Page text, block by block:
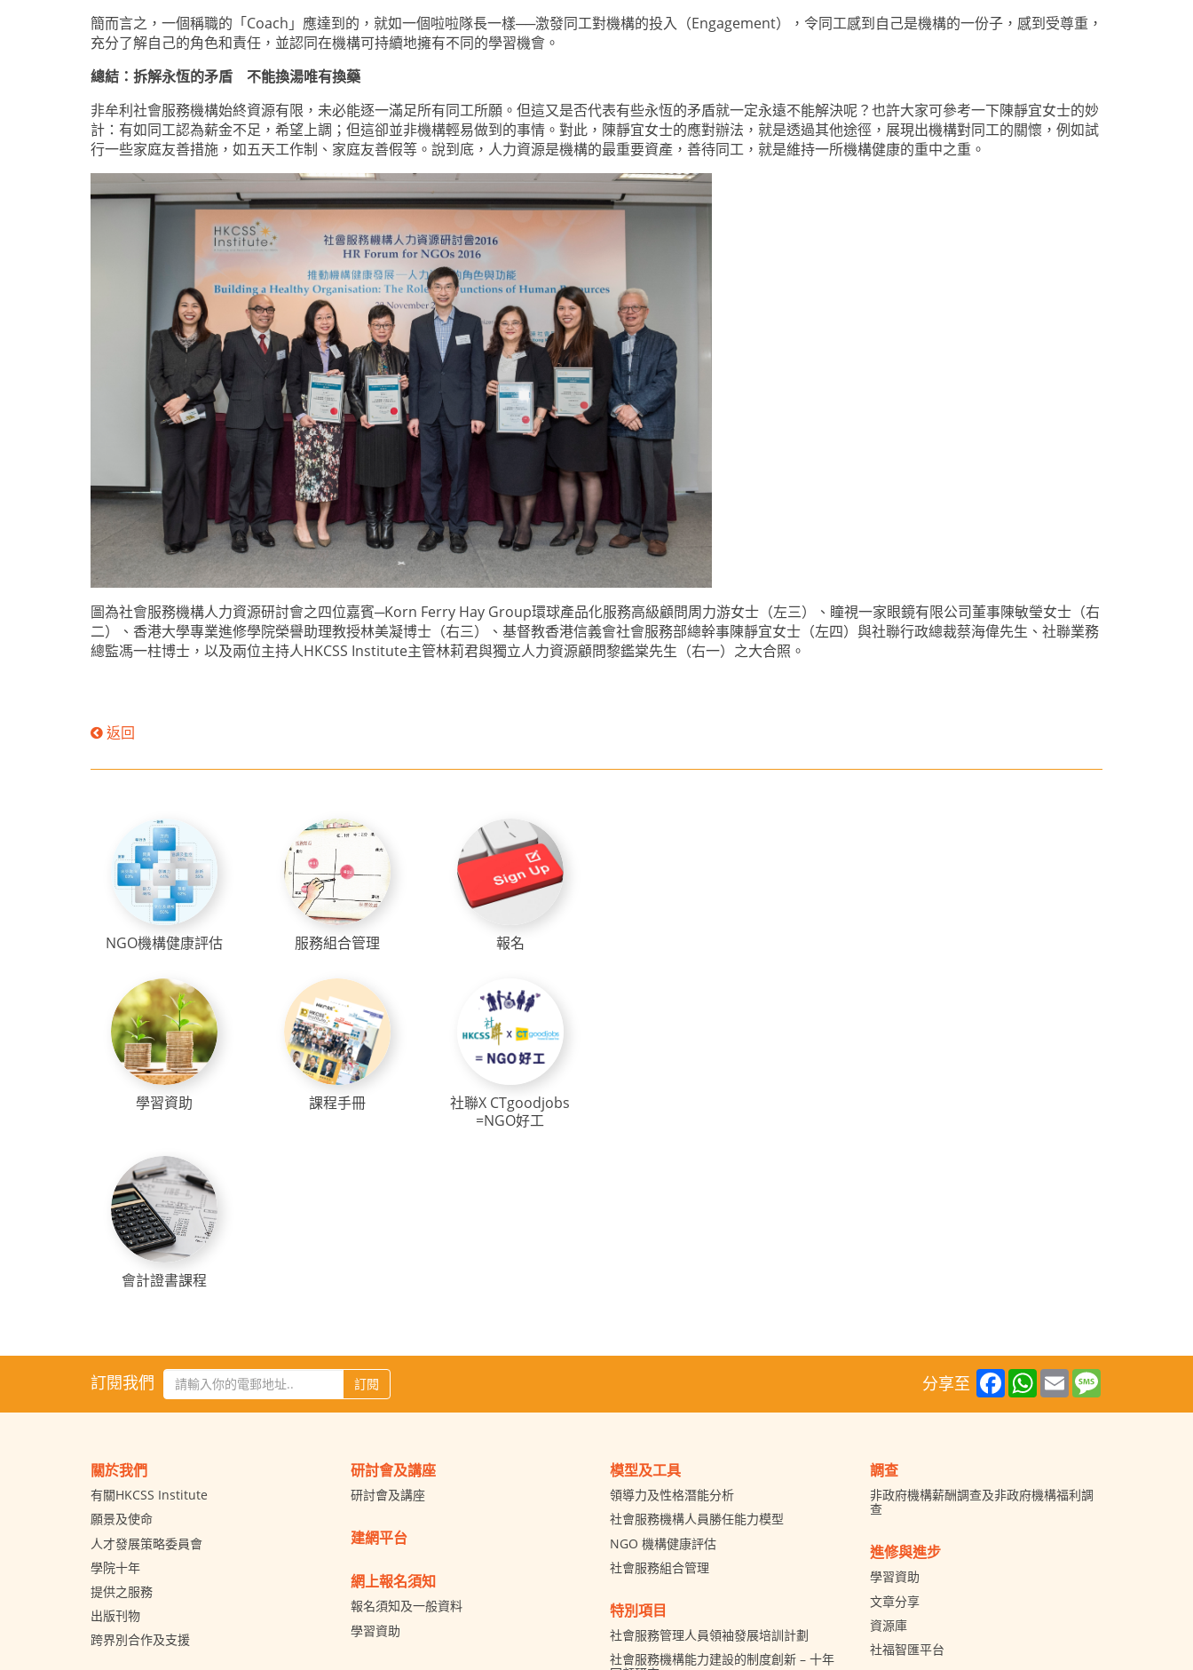
簡而言之，一個稱職的「Coach」應達到的，就如一個啦啦隊長一樣──激發同工對機構的投入（Engagement），令同工感到自己是機構的一份子，感到受尊重，
充分了解自己的角色和責任，並認同在機構可持續地擁有不同的學習機會。
總結：拆解永恆的矛盾 不能換湯唯有換藥
非牟利社會服務機構始終資源有限，未必能逐一滿足所有同工所願。但這又是否代表有些永恆的矛盾就一定永遠不能解決呢？也許大家可參考一下陳靜宜女士的妙
計：有如同工認為薪金不足，希望上調；但這卻並非機構輕易做到的事情。對此，陳靜宜女士的應對辦法，就是透過其他途徑，展現出機構對同工的關懷，例如試
行一些家庭友善措施，如五天工作制、家庭友善假等。說到底，人力資源是機構的最重要資產，善待同工，就是維持一所機構健康的重中之重。
圖為社會服務機構人力資源研討會之四位嘉賓─Korn Ferry Hay Group環球產品化服務高級顧問周力游女士（左三）、瞳視一家眼鏡有限公司董事陳敏瑩女士（右
二）、香港大學專業進修學院榮譽助理教授林美凝博士（右三）、基督教香港信義會社會服務部總幹事陳靜宜女士（左四）與社聯行政總裁蔡海偉先生、社聯業務
總監馮一柱博士，以及兩位主持人HKCSS Institute主管林莉君與獨立人力資源顧問黎鑑棠先生（右一）之大合照。
返回
NGO機構健康評估 服務組合管理 報名
學習資助 課程手冊
社聯X CTgoodjobs
=NGO好工
會計證書課程
訂閱我們 訂閱 分享至 Facebook
WhatsApp
Email
關於我們
有關HKCSS Institute
願景及使命
人才發展策略委員會
學院十年
提供之服務
出版刊物
跨界別合作及支援
研討會及講座
研討會及講座
建網平台
網上報名須知
報名須知及一般資料
學習資助
模型及工具
領導力及性格潛能分析
社會服務機構人員勝任能力模型
NGO 機構健康評估
社會服務組合管理
特別項目
社會服務管理人員領袖發展培訓計劃
社會服務機構能力建設的制度創新 – 十年
調查
非政府機構薪酬調查及非政府機構福利調
查
進修與進步
學習資助
文章分享
資源庫
社福智匯平台